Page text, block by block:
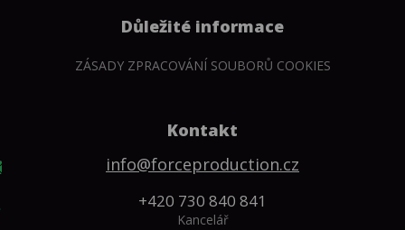
Důležité informace
ZÁSADY ZPRACOVÁNÍ SOUBORŮ COOKIES
Kontakt
info@forceproduction.cz
+420 730 840 841
Kancelář